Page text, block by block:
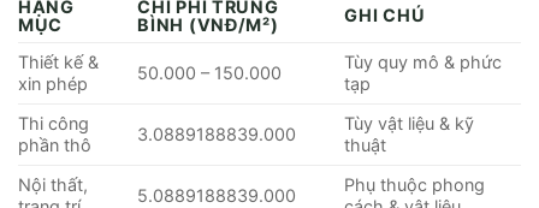
Nội thất,
trang trí
cách & vật liệu
thuật
an ninh
Lưu ý: Các con số trên chỉ mang tính chất tham khảo,